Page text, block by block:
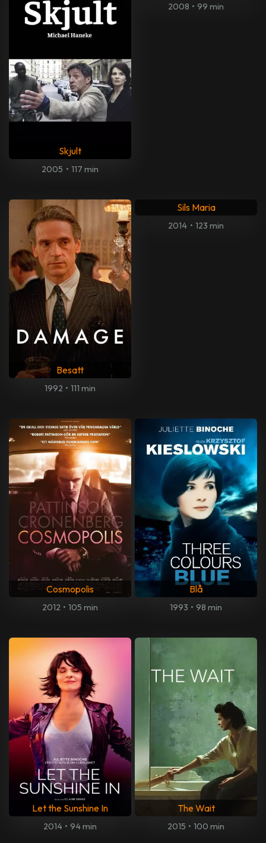
Skjult
2005 • 117 min
2008 • 99 min
Besatt
1992 • 111 min
Sils Maria
2014 • 123 min
Cosmopolis
2012 • 105 min
Blå
1993 • 98 min
Let the Sunshine In
2014 • 94 min
The Wait
2015 • 100 min